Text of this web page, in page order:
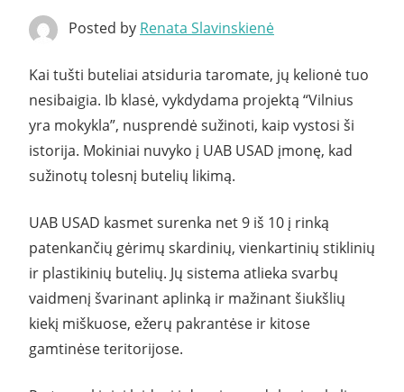
Posted by Renata Slavinskienė
Kai tušti buteliai atsiduria taromate, jų kelionė tuo
nesibaigia. Ib klasė, vykdydama projektą “Vilnius
yra mokykla”, nusprendė sužinoti, kaip vystosi ši
istorija. Mokiniai nuvyko į UAB USAD įmonę, kad
sužinotų tolesnį butelių likimą.
UAB USAD kasmet surenka net 9 iš 10 į rinką
patenkančių gėrimų skardinių, vienkartinių stiklinių
ir plastikinių butelių. Jų sistema atlieka svarbų
vaidmenį švarinant aplinką ir mažinant šiukšlių
kiekį miškuose, ežerų pakrantėse ir kitose
gamtinėse teritorijose.